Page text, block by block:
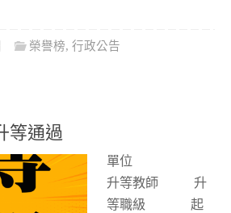
榮譽榜, 行政公告
等通過
單位
升等教師 升
等職級 起